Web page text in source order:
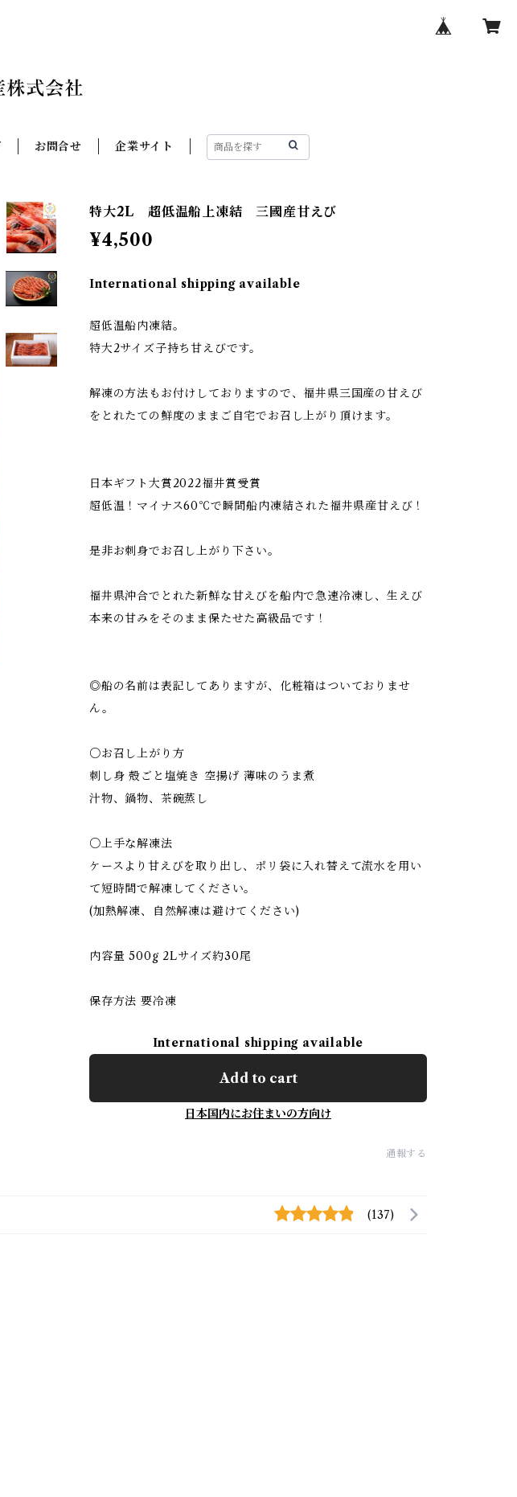
お問合せ 企業サイト
特大2L 超低温船上凍結 三國産甘えび
¥4,500
International shipping available
超低温船内凍結。
特大2サイズ子持ち甘えびです。
解凍の方法もお付けしておりますので、福井県三国産の甘えび
をとれたての鮮度のままご自宅でお召し上がり頂けます。
日本ギフト大賞2022福井賞受賞
超低温！マイナス60℃で瞬間船内凍結された福井県産甘えび！
是非お刺身でお召し上がり下さい。
福井県沖合でとれた新鮮な甘えびを船内で急速冷凍し、生えび
本来の甘みをそのまま保たせた高級品です！
◎船の名前は表記してありますが、化粧箱はついておりませ
ん。
○お召し上がり方
刺し身 殻ごと塩焼き 空揚げ 薄味のうま煮
汁物、鍋物、茶碗蒸し
○上手な解凍法
ケースより甘えびを取り出し、ポリ袋に入れ替えて流水を用い
て短時間で解凍してください。
(加熱解凍、自然解凍は避けてください)
内容量 500g 2Lサイズ約30尾
保存方法 要冷凍
International shipping available
Add to cart
日本国内にお住まいの方向け
通報する
(137)